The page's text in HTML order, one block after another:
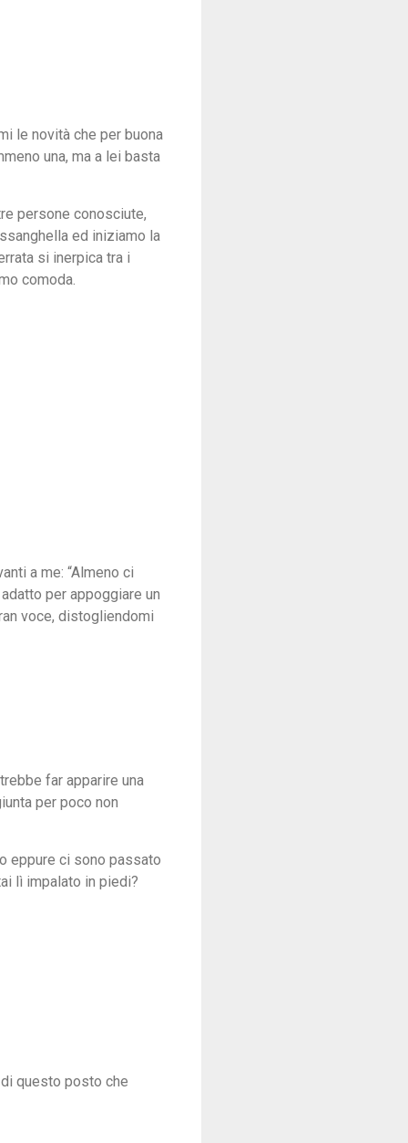
le novità che per buona
una, ma a lei basta
persone conosciute,
ed iniziamo la
si inerpica tra i
comoda.
a me: “Almeno ci
per appoggiare un
voce, distogliendomi
far apparire una
per poco non
eppure ci sono passato
lì impalato in piedi?
questo posto che